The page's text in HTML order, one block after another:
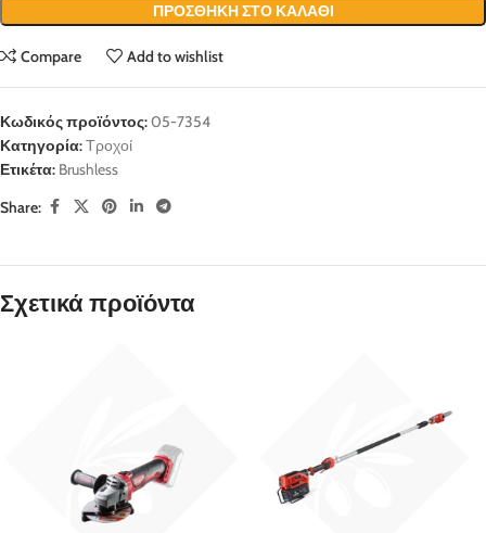
ΠΡΟΣΘΉΚΗ ΣΤΟ ΚΑΛΆΘΙ
Compare Add to wishlist
Κωδικός προϊόντος:05-7354
Κατηγορία:Τροχοί
Ετικέτα: Brushless
Share:
Σχετικά προϊόντα